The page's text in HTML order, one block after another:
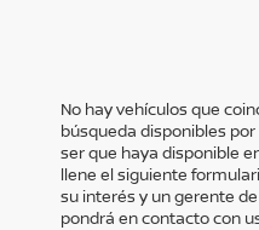
No hay vehículos que
búsqueda disponibles
ser que haya disponible
llene el siguiente
su interés y un gerente
pondrá en contacto con